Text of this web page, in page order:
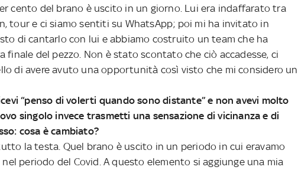
cento del brano è uscito in un giorno. Lui era indaffarato tra
tour e ci siamo sentiti su WhatsApp; poi mi ha invitato in
di cantarlo con lui e abbiamo costruito un team che ha
finale del pezzo. Non è stato scontato che ciò accadesse, ci
di avere avuto una opportunità così visto che mi considero un
“penso di volerti quando sono distante” e non avevi molto
singolo invece trasmetti una sensazione di vicinanza e di
cosa è cambiato?
la testa. Quel brano è uscito in un periodo in cui eravamo
periodo del Covid. A questo elemento si aggiunge una mia